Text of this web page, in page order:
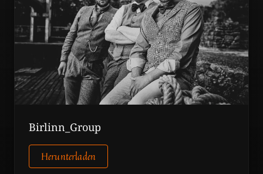
Birlinn_Group
Herunterladen